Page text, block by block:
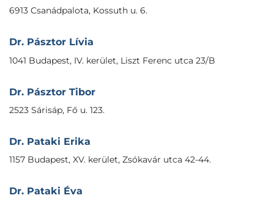
6913 Csanádpalota, Kossuth u. 6.
Dr. Pásztor Lívia
1041 Budapest, IV. kerület, Liszt Ferenc utca 23/B
Dr. Pásztor Tibor
2523 Sárisáp, Fő u. 123.
Dr. Pataki Erika
1157 Budapest, XV. kerület, Zsókavár utca 42-44.
Dr. Pataki Éva